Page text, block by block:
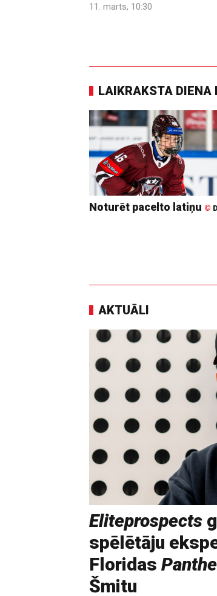
11. marts, 10:30
LAIKRAKSTA
Noturēt pacelto latiņu ©
AKTUĀLI
Eliteprospects
spēlētāju
Floridas
Šmitu